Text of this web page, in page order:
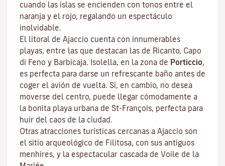
cuando las islas se encienden con tonos entre el
naranja y el rojo, regalando un espectáculo
inolvidable.
El litoral de Ajaccio cuenta con innumerables
playas, entre las que destacan las de Ricanto, Capo
di Feno y Barbicaja. Isolella, en la zona de Porticcio,
es perfecta para darse un refrescante baño antes de
coger el avión de vuelta. Si, en cambio, no desea
moverse del centro, puede llegar cómodamente a
la bonita playa urbana de St-François, perfecta para
huir del caos de la ciudad.
Otras atracciones turísticas cercanas a Ajaccio son
el sitio arqueológico de Filitosa, con sus antiguos
menhires, y la espectacular cascada de Voile de la